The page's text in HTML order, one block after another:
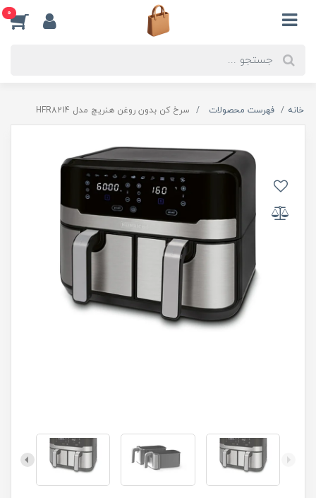
0
خانه فهرست محصولات سرخ کن بدون روغن هنریچ مدل HFR8214